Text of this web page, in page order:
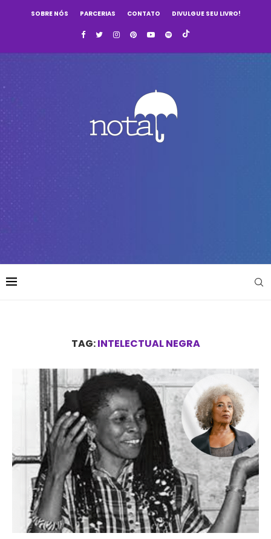
SOBRE NÓS PARCERIAS CONTATO DIVULGUE SEU LIVRO!
TAG:INTELECTUAL NEGRA